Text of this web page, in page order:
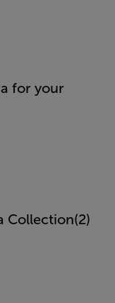
for your
Collection(2)